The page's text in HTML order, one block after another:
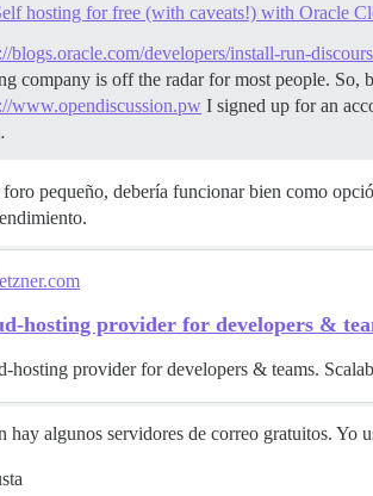
hosting for free (with caveats!) with Oracle
blogs.oracle.com/developers/install-run-
company is off the radar for most people. So,
www.opendiscussion.pw I signed up for an
foro pequeño, debería funcionar bien como
hosting provider for developers &
hosting provider for developers & teams.
hay algunos servidores de correo gratuitos. Yo